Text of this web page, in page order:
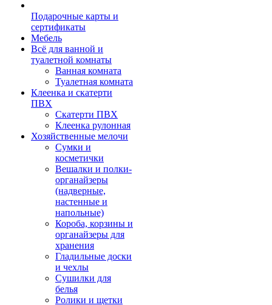
Подарочные карты и
сертификаты
Мебель
Всё для ванной и
туалетной комнаты
Ванная комната
Туалетная комната
Клеенка и скатерти
ПВХ
Скатерти ПВХ
Клеенка рулонная
Хозяйственные мелочи
Сумки и
косметички
Вешалки и полки-
органайзеры
(надверные,
настенные и
напольные)
Короба, корзины и
органайзеры для
хранения
Гладильные доски
и чехлы
Сушилки для
белья
Ролики и щетки